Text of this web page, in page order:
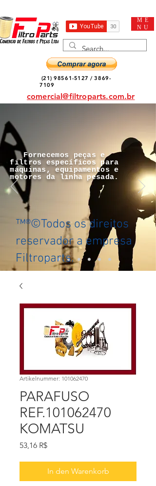
ME
NU
(21) 98561-5127 /3869-
7109
comercial@filtroparts.com.br
Fornecemos peças e
filtros específicos para
máquinas, equipamentos e
motores da linha pesada.
™®©Todos os direitos
reservador a empresa
Filtroparts.
Artikelnummer: 101062470
PARAFUSO
REF.101062470
KOMATSU
53,16 R$Preis
In den Warenkorb